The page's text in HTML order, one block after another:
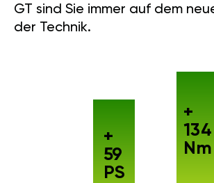
GT sind Sie immer auf dem
der Technik.
+
59
PS
+
134
Nm